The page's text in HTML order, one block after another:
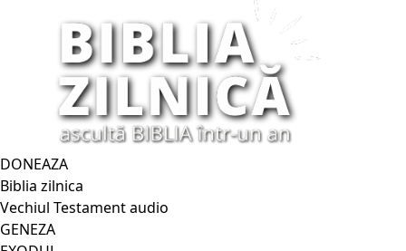
DONEAZA
Biblia zilnica
Vechiul Testament audio
GENEZA